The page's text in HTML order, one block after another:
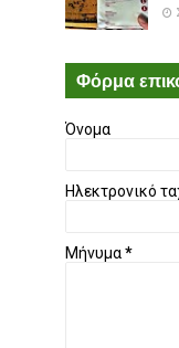
Φόρμα
Όνομα
Ηλεκτρονικό
Μήνυμα*